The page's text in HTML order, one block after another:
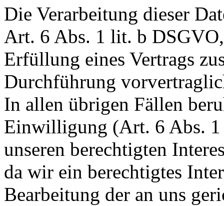
Die Verarbeitung dieser
Art. 6 Abs. 1 lit. b
Erfüllung eines Vertrags
Durchführung
In allen übrigen Fällen
Einwilligung (Art. 6 Abs.
unseren berechtigten
da wir ein berechtigtes
Bearbeitung der an uns